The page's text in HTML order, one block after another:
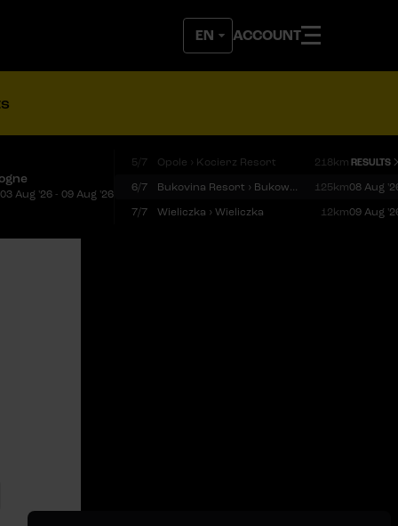
ACCOUNT
03 Aug '26 - 09 Aug '26
5/7 Opole › Kocierz Resort 218km RESULTS
6/7
Bukovina Resort › Bukowina Tatrzańska 125km08 Aug
7/7
Wieliczka › Wieliczka 12km09 Aug